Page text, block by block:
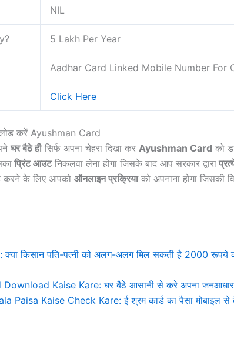
NIL
5 Lakh Per Year
Aadhar Card Linked Mobile Number For
Click Here
करें Ayushman Card
घर बैठे हीसिर्फ अपना चेहरा दिखा कर Ayushman Card को
प्रिंट आउटनिकलवा लेना होगा जिसके बाद आप सरकार द्वारा
करने के लिए आपको ऑनलाइन प्रक्रियाको अपनाना होगा जिसकी
किसान पति-पत्नी को अलग-अलग मिल सकती है 2000 रूपये
Kaise Kare: घर बैठे आसानी से करे अपना जनआधार
Paisa Kaise Check Kare: ई श्रम कार्ड का पैसा मोबाइल से